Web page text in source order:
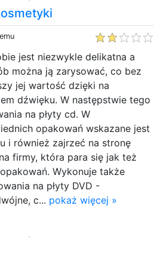
jest niezwykle delikatna a
można ją zarysować, co bez
jej wartość dzięki na
dźwięku. W następstwie tego
na płyty cd. W
opakowań wskazane jest
i również zajrzeć na stronę
firmy, która para się jak też
Wykonuje także
na płyty DVD -
c... pokaż więcej »